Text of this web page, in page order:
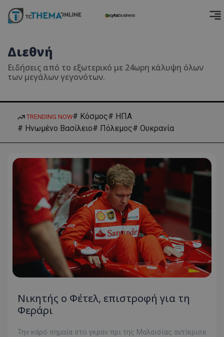
Διεθνή
Ειδήσεις από το εξωτερικό με 24ωρη κάλυψη όλων
των μεγάλων γεγονότων.
TRENDING NOW# Κόσμος# ΗΠΑ
# Ηνωμένο Βασίλειο# Πόλεμος# Ουκρανία
Νικητής ο Φέτελ, επιστροφή για τη
Φεράρι
Την καρό σημαία στο γκραν πρι της Μαλαισίας αντίκρισε